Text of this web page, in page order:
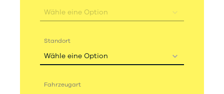
Wähle eine Option
Standort
Wähle eine Option
Fahrzeugart